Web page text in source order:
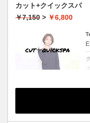
カット+クイックスパ
￥7,150 > ￥6,800